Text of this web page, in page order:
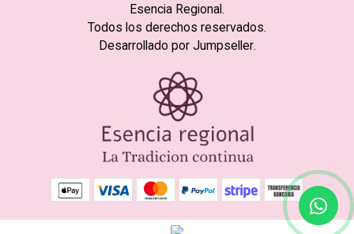
Esencia Regional.
Todos los derechos reservados.
Desarrollado por Jumpseller.